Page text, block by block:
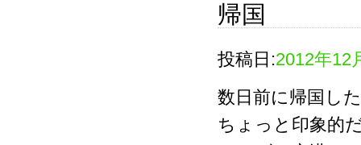
帰国
投稿日:2012年12
数日前に帰国し
ちょっと印象的